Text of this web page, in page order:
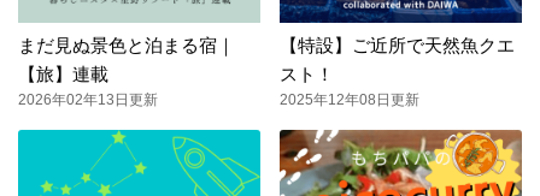
まだ見ぬ景色と泊まる宿｜
【旅】連載
2026年02年13日更新
【特設】ご近所で天然魚クエ
スト！
2025年12年08日更新